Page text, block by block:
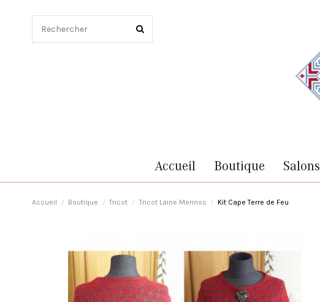
Accueil Boutique Salons
Accueil Boutique Tricot Tricot Laine Merinos Kit Cape Terre de Feu